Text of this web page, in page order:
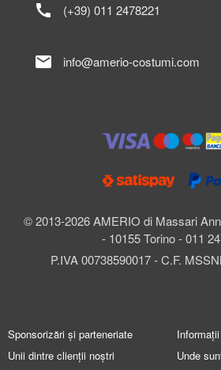
© 2013-2026 AMERIO di Massari
- 10155 Torino - 011
P.IVA 00738590017 - C.F.
call (+39) 011 2478221
mail info@amerio-costumi.com
Sponsorizări și parteneriate
Unii dintre clienții noștri
Unde